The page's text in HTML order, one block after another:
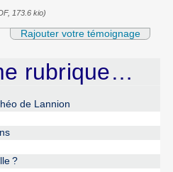
173.6 kio)
Rajouter votre témoignage
rubrique…
de Lannion
?